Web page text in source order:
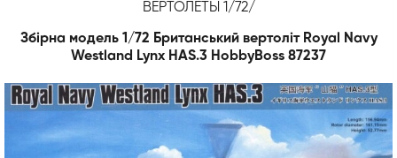
ВЕРТОЛЕТЫ 1/72/
Збірна модель 1/72 Британський вертоліт Royal Navy
Westland Lynx HAS.3 HobbyBoss 87237